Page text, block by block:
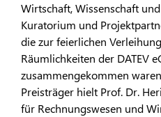
Wirtschaft, Wissenschaft
Kuratorium und
die zur feierlichen
Räumlichkeiten der DATEV
zusammengekommen
Preisträger hielt Prof. Dr.
für Rechnungswesen und